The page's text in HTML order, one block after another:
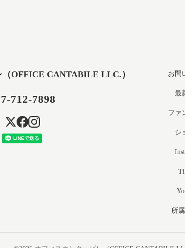
OFFICE CANTABILE LLC.）
712-7898
お問
最
ファ
シ
所